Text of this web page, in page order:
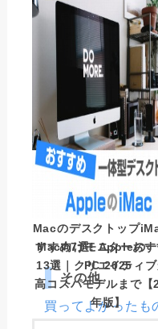
Apple Mac向け外部ス
カーおすすめ10選
MacBookでもっと高音
Mac向けモニターおす
13選｜クリエイティブ
高コスパモデルまで【
年版】
Macのデスクトップ
すすめ7選! Appleの一
PC 2025
その他
買ってよかったも